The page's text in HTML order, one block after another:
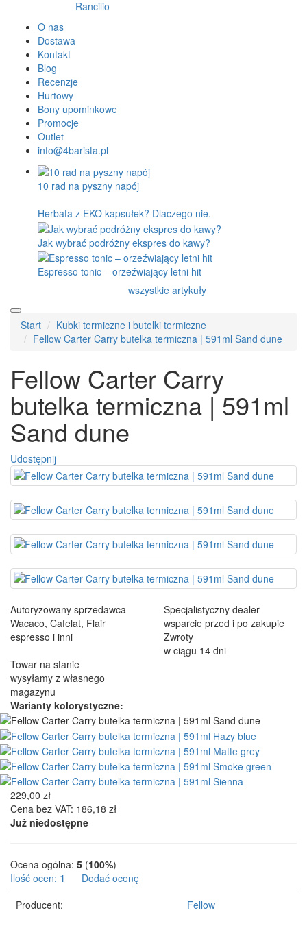
Rancilio
O nas
Dostawa
Kontakt
Blog
Recenzje
Hurtowy
Bony upominkowe
Promocje
Outlet
info@4barista.pl
10 rad na pyszny napój
Herbata z EKO kapsułek? Dlaczego nie.
Jak wybrać podróżny ekspres do kawy?
Espresso tonic – orzeźwiający letni hit
wszystkie artykuły
Start
Kubki termiczne i butelki termiczne
Fellow Carter Carry butelka termiczna | 591ml Sand dune
Fellow Carter Carry
butelka termiczna | 591ml
Sand dune
Udostępnij
Autoryzowany sprzedawca
Wacaco, Cafelat, Flair
espresso i inni
Specjalistyczny dealer
wsparcie przed i po zakupie
Zwroty
w ciągu 14 dni
Towar na stanie
wysyłamy z własnego
magazynu
Warianty kolorystyczne:
229,00 zł
Cena bez VAT: 186,18 zł
Już niedostępne
Ocena ogólna: 5 (100%)
Ilość ocen: 1
Dodać ocenę
Producent:
Fellow